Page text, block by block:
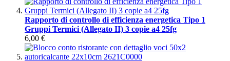
Rapporto di controllo di efficienza energetica Tipo 1
Gruppi Termici (Allegato II) 3 copie a4 25fg
6,00 €